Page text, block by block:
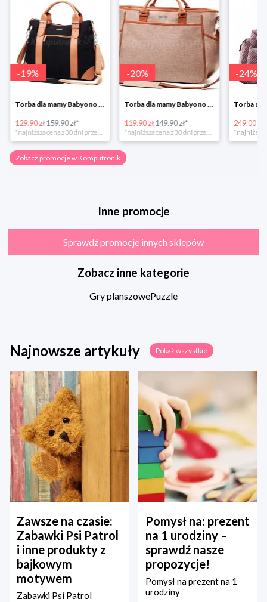
-19%
Torba dla mamy Babyono 1505/01 Comfort Icoinic 5/5
129.90 zł159.90 zł*
*najniższa cena z 30 dni przed obniżką
-20%
Torba dla mamy Babyono 1507/01 Comfort Chic w super cenie
119.90 zł149.90 zł*
*najniższa cena z 30 dni przed obniżką
-24%
249.00 zł
Zobacz promocje w Komputronik
Inne promocje
Sprawdź promocje innych sklepów
Zobacz inne kategorie
Gry planszowePuzzle
Najnowsze artykuły Pokaż wszystkie
Zawsze na czasie:
Zabawki Psi Patrol
i inne produkty z
bajkowym
motywem
Zabawki Psi Patrol
Pomysł na: prezent
na 1 urodziny –
sprawdź nasze
propozycje!
Pomysł na prezent na 1
urodziny